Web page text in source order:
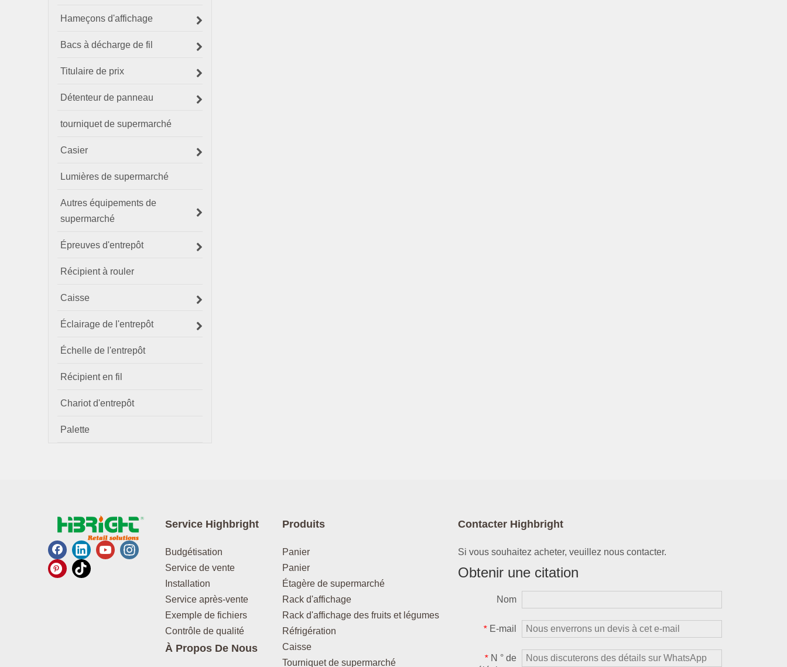
Hameçons d'affichage
Bacs à décharge de fil
Titulaire de prix
Détenteur de panneau
tourniquet de supermarché
Casier
Lumières de supermarché
Autres équipements de
supermarché
Épreuves d'entrepôt
Récipient à rouler
Caisse
Éclairage de l'entrepôt
Échelle de l'entrepôt
Récipient en fil
Chariot d'entrepôt
Palette
Service Highbright
Budgétisation
Service de vente
Installation
Service après-vente
Exemple de fichiers
Contrôle de qualité
À Propos De Nous
Produits
Panier
Panier
Étagère de supermarché
Rack d'affichage
Rack d'affichage des fruits et légumes
Réfrigération
Caisse
Tourniquet de supermarché
Contacter Highbright
Si vous souhaitez acheter, veuillez nous contacter.
Obtenir une citation
Nom
* E-mail
* N ° de